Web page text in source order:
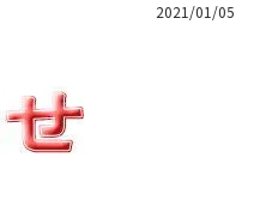
2021/01/05